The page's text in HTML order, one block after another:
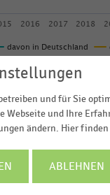
davon in Deutschland
2016 2017 2018
Group
Ländern Italien,
und für Sie
Webseite und Ihre
ändern. Hier
ABLEHNEN